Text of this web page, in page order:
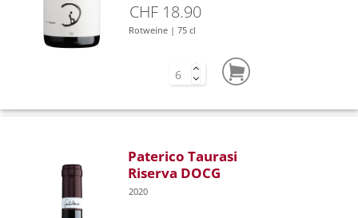
CHF 18.90
Rotweine | 75 cl
Paterico Taurasi
Riserva DOCG
2020